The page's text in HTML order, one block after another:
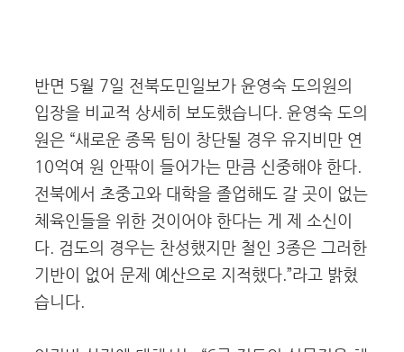
반면 5월 7일 전북도민일보가 윤영숙 도의원의
입장을 비교적 상세히 보도했습니다. 윤영숙 도의
원은 “새로운 종목 팀이 창단될 경우 유지비만 연
10억여 원 안팎이 들어가는 만큼 신중해야 한다.
전북에서 초중고와 대학을 졸업해도 갈 곳이 없는
체육인들을 위한 것이어야 한다는 게 제 소신이
다. 검도의 경우는 찬성했지만 철인 3종은 그러한
기반이 없어 문제 예산으로 지적했다.”라고 밝혔
습니다.